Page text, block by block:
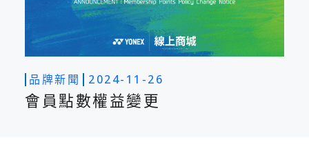
品牌新聞 2024-11-26
會員點數權益變更